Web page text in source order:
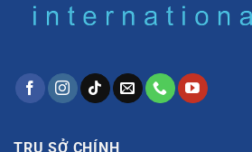
TRỤ SỞ CHÍNH